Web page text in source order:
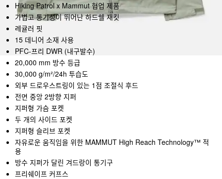
Hiking Patrol x Mammut 협업 제품
가볍고 통기성이 뛰어난 하드쉘 재킷
레귤러 핏
15 데니어 소재 사용
PFC-프리 DWR (내구발수)
20,000 mm 방수 등급
30,000 g/m²/24h 투습도
외부 드로우스트링이 있는 1점 조절식 후드
전면 중앙 2방향 지퍼
지퍼형 가슴 포켓
두 개의 사이드 포켓
지퍼형 슬리브 포켓
자유로운 움직임을 위한 MAMMUT High Reach Technology™ 적
용
방수 지퍼가 달린 겨드랑이 통기구
프리쉐이프 커프스